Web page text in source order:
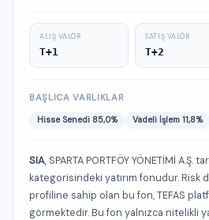
ALIŞ VALÖR
T+1
SATIŞ VALÖR
T+2
BAŞLICA VARLIKLAR
Hisse Senedi 85,0% Vadeli İşlem 11,8%
SIA, SPARTA PORTFÖY YÖNETİMİ A.Ş.
kategorisindeki yatırım fonudur. Risk
profiline sahip olan bu fon, TEFAS
görmektedir. Bu fon yalnızca nitelikli